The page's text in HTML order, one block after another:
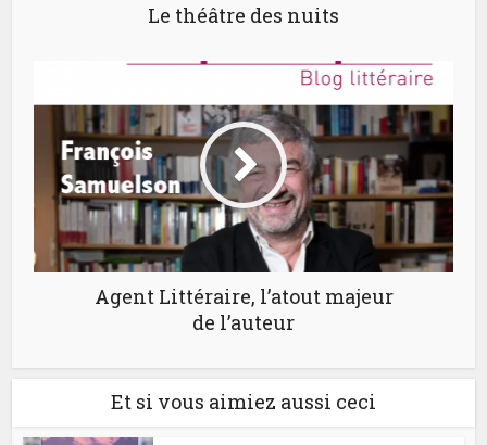
Le théâtre des nuits
Agent Littéraire, l’atout majeur
de l’auteur
Et si vous aimiez aussi ceci